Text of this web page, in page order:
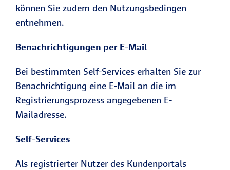
können Sie zudem den Nutzungsbedingen
entnehmen.
Benachrichtigungen per E-Mail
Bei bestimmten Self-Services erhalten Sie zur
Benachrichtigung eine E-Mail an die im
Registrierungsprozess angegebenen E-
Mailadresse.
Self-Services
Als registrierter Nutzer des Kundenportals